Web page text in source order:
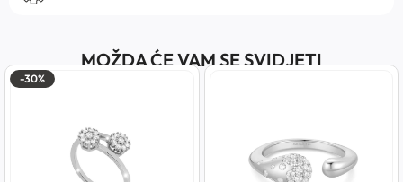
MOŽDA ĆE VAM SE SVIDJETI
-30%